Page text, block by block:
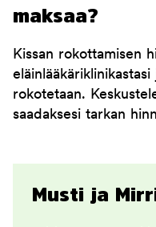
maksaa?
Kissan rokottamisen
rokotetaan.
saadaksesi tarkan
Musti ja